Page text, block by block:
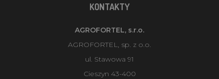
KONTAKTY
AGROFORTEL, s.r.o.
AGROFORTEL, sp. z o.o.
ul. Stawowa 91
Cieszyn 43-400